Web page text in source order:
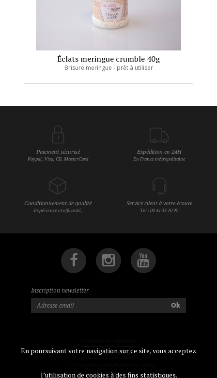
En poursuivant votre navigation sur ce site, vous acceptez
l’utilisation de cookies à des fins statistiques.
Éclats meringue crumble 40g
Brisure meringue - prêt à utiliser
Paiement sécurisé
Paypal, Visa, CB, MasterCard
Expédition en 24H
En France métropolitaine
Conditionnement de qualité
Expérience et efficacité,
Service client à votre écoute
Tel : 02 41 35 10 90
Inscription newsletter
Ok
Mentions légales